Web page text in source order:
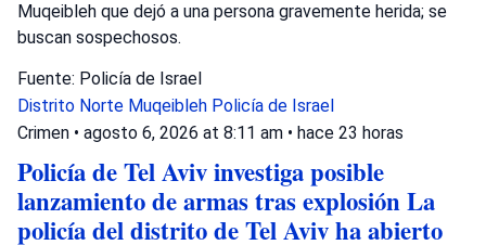
Muqeibleh que dejó a una persona gravemente herida; se
buscan sospechosos.
Fuente: Policía de Israel
Distrito Norte Muqeibleh Policía de Israel
Crimen • agosto 6, 2026 at 8:11 am • hace 23 horas
Policía de Tel Aviv investiga posible
lanzamiento de armas tras explosión La
policía del distrito de Tel Aviv ha abierto